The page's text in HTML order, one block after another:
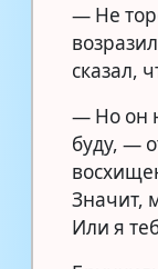
— Не
сказал,
— Но он
буду, —
Значит,
Или я